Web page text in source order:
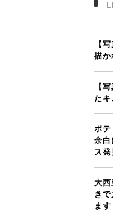
【
描か
【
たキ
ポ
余白
ス発
大西
き
ます